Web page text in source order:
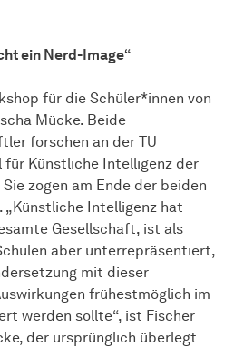
ein Nerd-Image“
für die Schüler*innen von
Mücke. Beide
forschen an der TU
für Künstliche Intelligenz der
zogen am Ende der beiden
„Künstliche Intelligenz hat
Gesellschaft, ist als
aber unterrepräsentiert,
mit dieser
frühestmöglich im
werden sollte“, ist Fischer
der ursprünglich überlegt